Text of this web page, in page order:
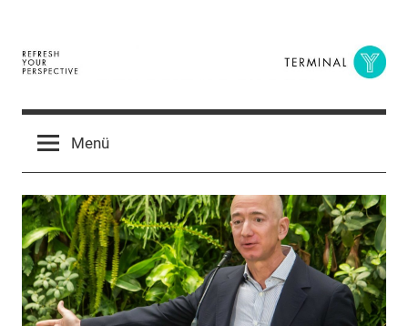
springen
Terminal
Y
Digital
BusinessMenü